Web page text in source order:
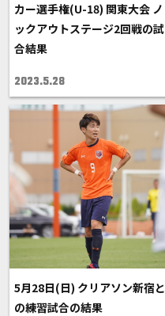
カー選手権(U-18) 関東大会 ノ
ックアウトステージ2回戦の試
合結果
2023.5.28
5月28日(日) クリアソン新宿と
の練習試合の結果